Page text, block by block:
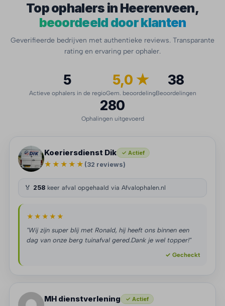
Top ophalers in Heerenveen,
beoordeeld door klanten
Geverifieerde bedrijven met authentieke reviews. Transparante
rating en ervaring per ophaler.
5
Actieve ophalers in de regio
5,0 ★
Gem. beoordeling
38
Beoordelingen
280
Ophalingen uitgevoerd
Koeriersdienst Dik ✓ Actief
★★★★★ (32 reviews)
🏅 258 keer afval opgehaald via Afvalophalen.nl
★★★★★
"Wij zijn super blij met Ronald, hij heeft ons binnen een
dag van onze berg tuinafval gered.Dank je wel topper!"
✓ Gecheckt
MH dienstverlening ✓ Actief